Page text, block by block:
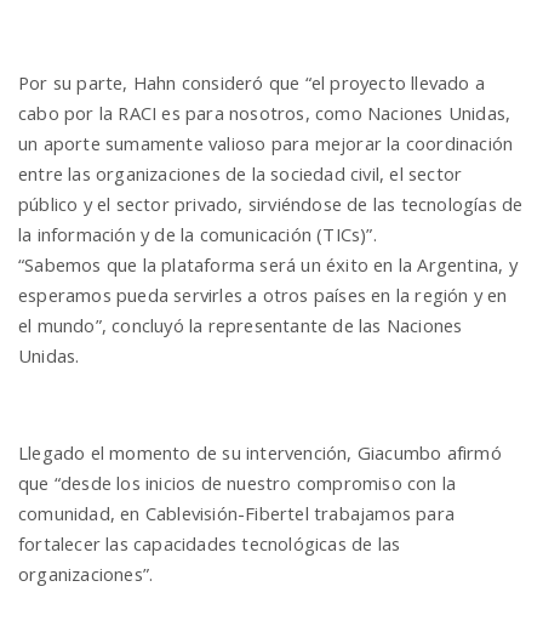
Por su parte, Hahn consideró que “el proyecto llevado a
cabo por la RACI es para nosotros, como Naciones Unidas,
un aporte sumamente valioso para mejorar la coordinación
entre las organizaciones de la sociedad civil, el sector
público y el sector privado, sirviéndose de las tecnologías de
la información y de la comunicación (TICs)”.
“Sabemos que la plataforma será un éxito en la Argentina, y
esperamos pueda servirles a otros países en la región y en
el mundo”, concluyó la representante de las Naciones
Unidas.
Llegado el momento de su intervención, Giacumbo afirmó
que “desde los inicios de nuestro compromiso con la
comunidad, en Cablevisión-Fibertel trabajamos para
fortalecer las capacidades tecnológicas de las
organizaciones”.